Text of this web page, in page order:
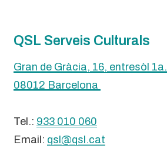
QSL Serveis Culturals
Gran de Gràcia, 16, entresòl 1a.
08012 Barcelona
Tel.: 933 010 060
Email: qsl@qsl.cat